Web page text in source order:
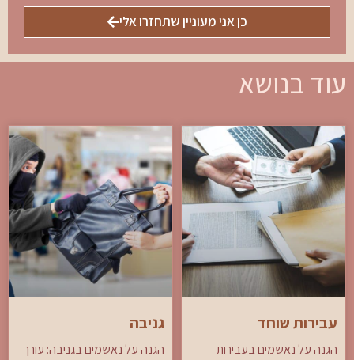
כן אני מעוניין שתחזרו אלי
עוד בנושא
עבירות שוחד
הגנה על נאשמים בעבירות
גניבה
הגנה על נאשמים בגניבה: עורך